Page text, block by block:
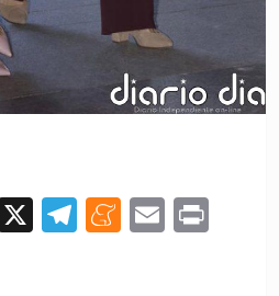
X Telegram
Meneame
Email